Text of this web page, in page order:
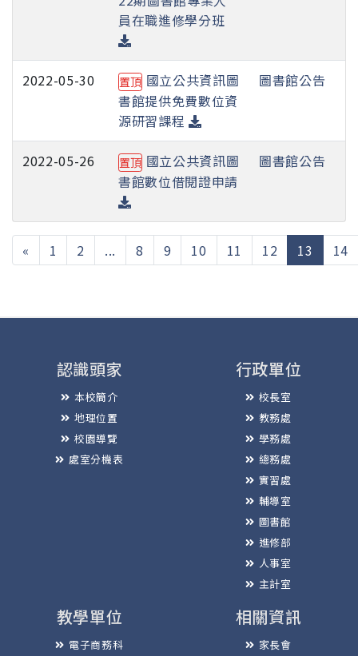
員在職進修學分班
2022-05-30 置頂 國立公共資訊圖
書館提供免費數位資
源研習課程
圖書館公告
2022-05-26 置頂 國立公共資訊圖
書館數位借閱證申請
圖書館公告
« 1 2 ... 8 9 10 11 12 13 14
認識頭家
本校簡介
地理位置
校園導覽
處室分機表
行政單位
校長室
教務處
學務處
總務處
實習處
輔導室
圖書館
進修部
人事室
主計室
教學單位
電子商務科
相關資訊
家長會